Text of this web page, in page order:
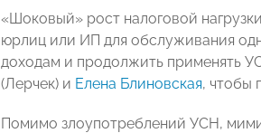
«Шоковый» рост налоговой
юрлиц или ИП для обслуживания
доходам и продолжить применять
(Лерчек) и Елена Блиновская, чтобы
Помимо злоупотреблений УСН,